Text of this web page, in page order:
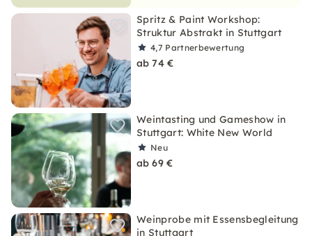
Spritz & Paint Workshop:
Struktur Abstrakt in Stuttgart
4,7 Partnerbewertung
ab 74 €
Weintasting und Gameshow in
Stuttgart: White New World
Neu
ab 69 €
Weinprobe mit Essensbegleitung
in Stuttgart